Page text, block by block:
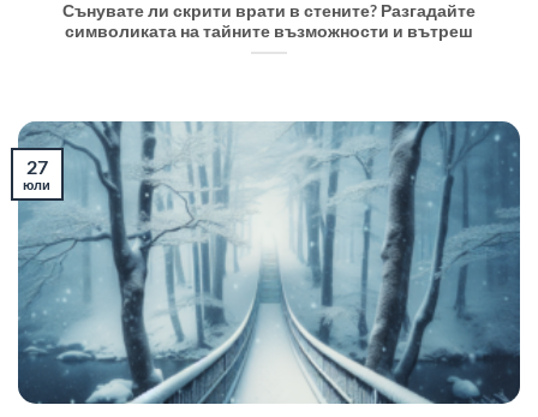
Сънувате ли скрити врати в стените? Разгадайте
символиката на тайните възможности и вътреш
27
юли